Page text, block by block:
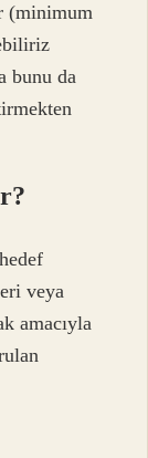
(minimum
bunu da
veya
amacıyla